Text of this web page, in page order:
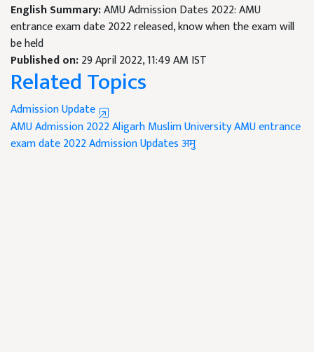
English Summary:AMU Admission Dates 2022: AMU
entrance exam date 2022 released, know when the exam will
be held
Published on:29 April 2022, 11:49 AM IST
Related Topics
Admission Update
AMU Admission 2022Aligarh Muslim UniversityAMU entrance
exam date 2022Admission Updatesअमु